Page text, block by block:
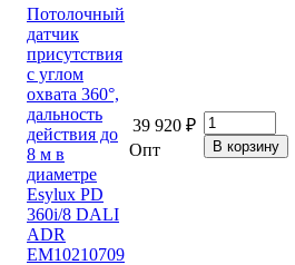
Потолочный
датчик
присутствия
с углом
охвата 360°,
дальность
действия до
8 м в
диаметре
Esylux PD
360i/8 DALI
ADR
EM10210709
39 920 ₽
Опт